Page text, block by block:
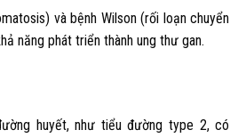
và bệnh Wilson (rối loạn chuyển
năng phát triển thành ung thư gan.
huyết, như tiểu đường type 2, có